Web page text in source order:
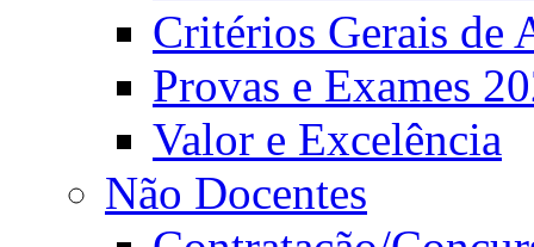
Critérios Gerais de
Provas e Exames
Valor e Excelência
Não Docentes